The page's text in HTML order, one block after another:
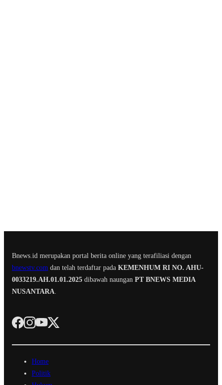
Bnews.id merupakan portal berita online yang terafiliasi dengan
bnewstv.com dan telah terdaftar pada KEMENHUM RI NO. AHU-
0033219.AH.01.01.2025 dibawah naungan PT BNEWS MEDIA
NUSANTARA.
Home
Politik